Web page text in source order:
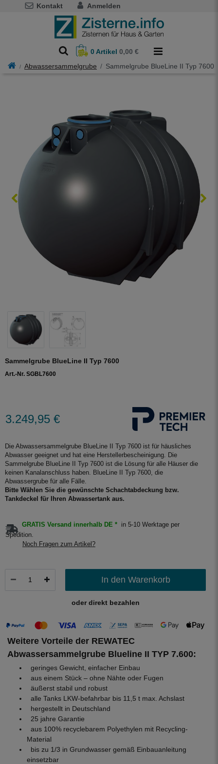
Kontakt Anmelden
0Artikel 0,00 €
Abwassersammelgrube
Sammelgrube BlueLine II Typ 7600
Sammelgrube BlueLine II Typ 7600
Art.-Nr. SGBL7600
3.249,95 €
Die Abwassersammelgrube BlueLine II Typ 7600 ist für häusliches
Abwasser geeignet und hat eine Herstellerbescheinigung. Die
Sammelgrube BlueLine II Typ 7600 ist die Lösung für alle Häuser die
keinen Kanalanschluss haben. BlueLine II Typ 7600, die
Abwassergrube für alle Fälle.
Bitte Wählen Sie die gewünschte Schachtabdeckung bzw.
Tankdeckel für Ihren Abwassertank aus.
GRATIS Versand innerhalb DE *
in 5-10 Werktage per
Spedition.
Noch Fragen zum Artikel?
In den Warenkorb
oder direkt bezahlen
Weitere Vorteile der REWATEC
Abwassersammelgrube Blueline II TYP 7.600:
geringes Gewicht, einfacher Einbau
aus einem Stück – ohne Nähte oder Fugen
äußerst stabil und robust
alle Tanks LKW-befahrbar bis 11,5 t max. Achslast
hergestellt in Deutschland
25 jahre Garantie
aus 100% recyclebarem Polyethylen mit Recycling-
Material
bis zu 1/3 in Grundwasser gemäß Einbauanleitung
einsetzbar